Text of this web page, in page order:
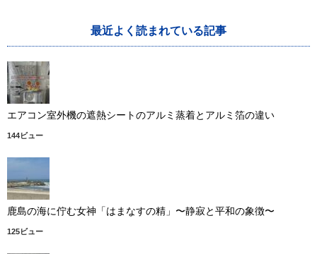
最近よく読まれている記事
エアコン室外機の遮熱シートのアルミ蒸着とアルミ箔の違い
144ビュー
鹿島の海に佇む女神「はまなすの精」〜静寂と平和の象徴〜
125ビュー